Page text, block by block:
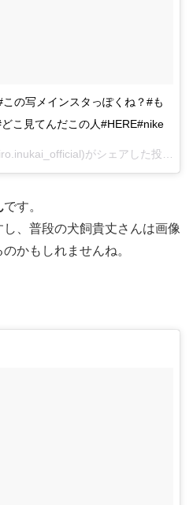
の写メインスタっぽくね？#も
こ見てんだこの人#HERE#nike
Atsuhiro Inukaiさん(@atsuhiro.inukai_official)がシェアした投稿 –
です。
、普段の犬飼貴丈さんは画像
かもしれませんね。